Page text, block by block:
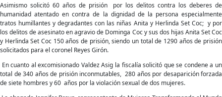
Asimismo solicitó 60 años de prisión por los delitos contra los deberes de
humanidad atentado en contra de la dignidad de la persona especialmente
tratos humillantes y degradantes con las niñas Anita y Herlinda Set Coc; y por
los delitos de asesinato en agravio de Dominga Coc y sus dos hijas Anita Set Coc
y Herlinda Set Coc 150 años de prisión, siendo un total de 1290 años de prisión
solicitados para el coronel Reyes Girón.
En cuanto al excomisionado Valdez Asig la fiscalía solicitó que se condene a un
total de 340 años de prisión inconmutables, 280 años por desaparición forzada
de siete hombres y 60 años por la violación sexual de dos mujeres.